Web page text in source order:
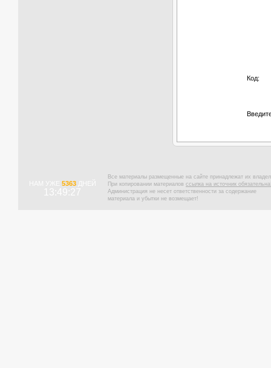
Код:
НАМ УЖЕ 5363ДНЕЙ
13:49:28
Все материалы размещенные на сайте принадлежат их
При копировании материалов ссылка на источник
Администрация не несет ответственности за содержание
материала и убытки не возмещает!